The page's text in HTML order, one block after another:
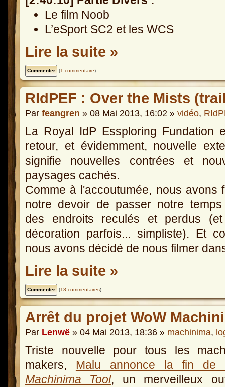
Le film Noob
L’eSport SC2 et les WCS
Lire la suite »
(1 commentaire)
RIdPEF : Over the Mists
Par feangren » 08 Mai 2013, 16:02 » vidéo,
La Royal IdP Essploring Fundation
retour, et évidemment, nouvelle
signifie nouvelles contrées et
paysages cachés.
Comme à l'accoutumée, nous avons
notre devoir de passer notre
des endroits reculés et perdus
décoration parfois... simpliste). Et
nous avons décidé de nous filmer
Lire la suite »
(18 commentaires)
Arrêt du projet WoW
Par Lenwë » 04 Mai 2013, 18:36 » machinima,
Triste nouvelle pour tous les
makers, Malu annonce la fin de
Machinima Tool, un merveilleux